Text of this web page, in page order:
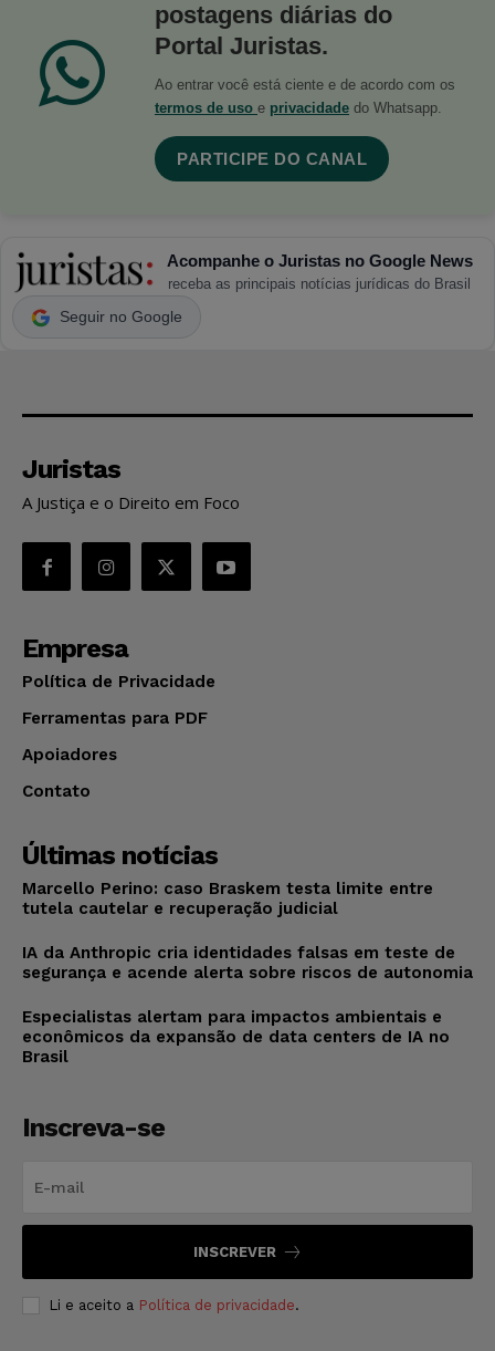
postagens diárias do
Portal Juristas.
Ao entrar você está ciente e de acordo com os
termos de uso e privacidade do Whatsapp.
PARTICIPE DO CANAL
Acompanhe o Juristas no Google News
receba as principais notícias jurídicas do Brasil
Seguir no Google
Juristas
A Justiça e o Direito em Foco
Empresa
Política de Privacidade
Ferramentas para PDF
Apoiadores
Contato
Últimas notícias
Marcello Perino: caso Braskem testa limite entre
tutela cautelar e recuperação judicial
IA da Anthropic cria identidades falsas em teste de
segurança e acende alerta sobre riscos de autonomia
Especialistas alertam para impactos ambientais e
econômicos da expansão de data centers de IA no
Brasil
Inscreva-se
INSCREVER
Li e aceito a Política de privacidade.